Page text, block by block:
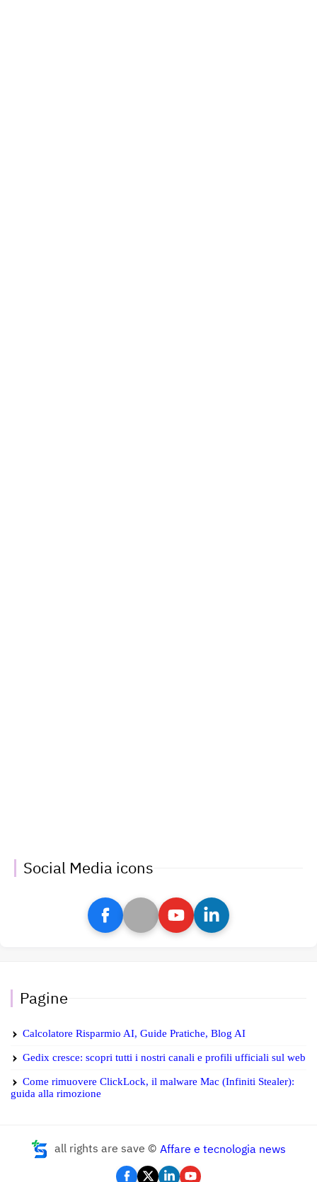
Social Media icons
Pagine
Calcolatore Risparmio AI, Guide Pratiche, Blog AI
Gedix cresce: scopri tutti i nostri canali e profili ufficiali sul web
Come rimuovere ClickLock, il malware Mac (Infiniti Stealer):
guida alla rimozione
all rights are save © Affare e tecnologia news